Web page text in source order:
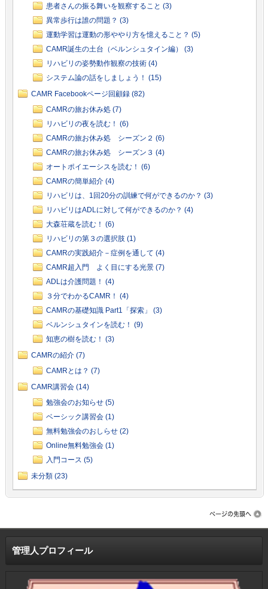
患者さんの振る舞いを観察すること (3)
異常歩行は誰の問題？ (3)
運動学習は運動の形ややり方を憶えること？ (5)
CAMR誕生の土台（ベルンシュタイン編） (3)
リハビリの姿勢動作観察の技術 (4)
システム論の話をしましょう！ (15)
CAMR Facebookページ回顧録 (82)
CAMRの旅お休み処 (7)
リハビリの夜を読む！ (6)
CAMRの旅お休み処 シーズン２ (6)
CAMRの旅お休み処 シーズン３ (4)
オートポイエーシスを読む！ (6)
CAMRの簡単紹介 (4)
リハビリは、1回20分の訓練で何ができるのか？ (3)
リハビリはADLに対して何ができるのか？ (4)
大森荘蔵を読む！ (6)
リハビリの第３の選択肢 (1)
CAMRの実践紹介－症例を通して (4)
CAMR超入門 よく目にする光景 (7)
ADLは介護問題！ (4)
３分でわかるCAMR！ (4)
CAMRの基礎知識 Part1「探索」 (3)
ベルンシュタインを読む！ (9)
知恵の樹を読む！ (3)
CAMRの紹介 (7)
CAMRとは？ (7)
CAMR講習会 (14)
勉強会のお知らせ (5)
ベーシック講習会 (1)
無料勉強会のおしらせ (2)
Online無料勉強会 (1)
入門コース (5)
未分類 (23)
管理人プロフィール